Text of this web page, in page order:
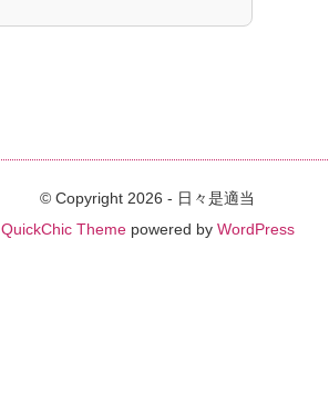
© Copyright 2026 - 日々是適当
QuickChic Themepowered by WordPress